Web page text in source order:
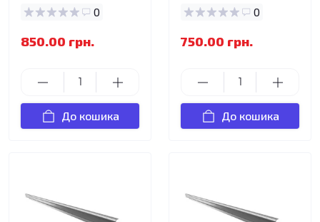
0
850.00 грн.
До кошика
0
750.00 грн.
До кошика